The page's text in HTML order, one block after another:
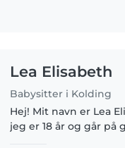
Lea Elisabeth
Babysitter i Kolding
Hej! Mit navn er Lea
jeg er 18 år og går på